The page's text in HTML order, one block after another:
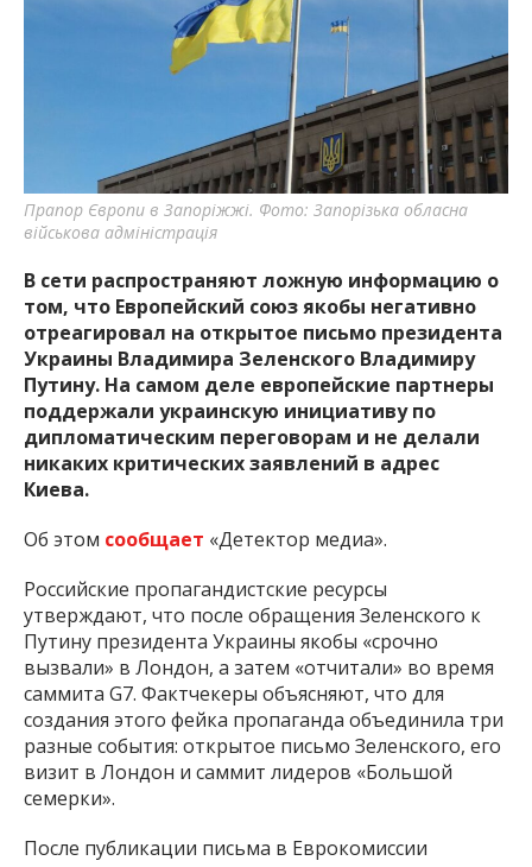
Прапор Європи в Запоріжжі. Фото: Запорізька обласна
військова адміністрація
В сети распространяют ложную информацию о
том, что Европейский союз якобы негативно
отреагировал на открытое письмо президента
Украины Владимира Зеленского Владимиру
Путину. На самом деле европейские партнеры
поддержали украинскую инициативу по
дипломатическим переговорам и не делали
никаких критических заявлений в адрес
Киева.
Об этом сообщает «Детектор медиа».
Российские пропагандистские ресурсы
утверждают, что после обращения Зеленского к
Путину президента Украины якобы «срочно
вызвали» в Лондон, а затем «отчитали» во время
саммита G7. Фактчекеры объясняют, что для
создания этого фейка пропаганда объединила три
разные события: открытое письмо Зеленского, его
визит в Лондон и саммит лидеров «Большой
семерки».
После публикации письма в Еврокомиссии